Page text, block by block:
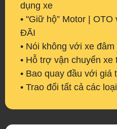
dụng xe
• "Giữ hộ” Motor |
ĐÃI
• Nói không với xe
• Hỗ trợ vận chuyển xe
• Bao quay đầu với giá
• Trao đổi tất cả các